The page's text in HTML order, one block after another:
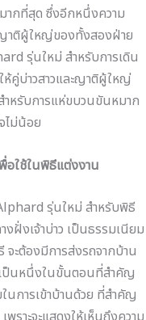
กที่สุด ซึ่งอีกหนึ่งความ
ญาติผู้ใหญ่ของทั้งสองฝ่าย
รุ่นใหม่ สำหรับการเดิน
ห้คู่บ่าวสาวและญาติผู้ใหญ่
หรับการแห่ขบวนขันหมาก
ไม่น้อย
อใช้ในพิธีแต่งงาน
Alphard รุ่นใหม่ สำหรับพิธี
ฝั่งเจ้าบ่าว เป็นธรรมเนียม
ะต้องมีการส่งรถจากบ้าน
เป็นหนึ่งในขั้นตอนที่สำคัญ
นการเข้าบ้านด้วย ที่สำคัญ